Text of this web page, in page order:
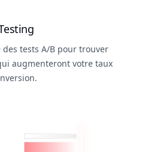
tests A/B pour trouver
augmenteront votre taux